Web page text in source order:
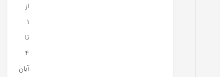
از
۱
تا
۴
آبان